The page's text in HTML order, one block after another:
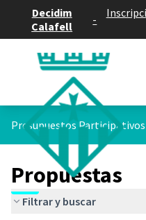
Decidim
Calafell
-
Presupuestos Participativos
Propuestas
Filtrar y buscar